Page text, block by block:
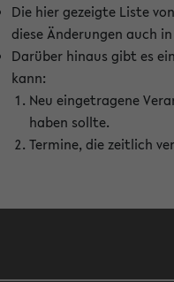
Die hier gezeigte Liste
diese Änderungen auch
Darüber hinaus gibt es
kann:
Neu eingetragene
haben sollte.
Termine, die zeitlich